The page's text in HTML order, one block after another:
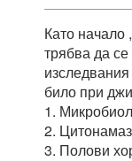
Като начало
трябва да
било при
1.
2.
3. Полови